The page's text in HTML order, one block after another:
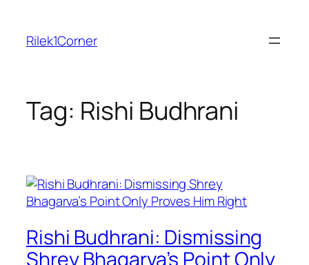
content
Rilek1Corner
Tag: Rishi Budhrani
Rishi Budhrani: Dismissing
Shrey Bhagarva’s Point Only